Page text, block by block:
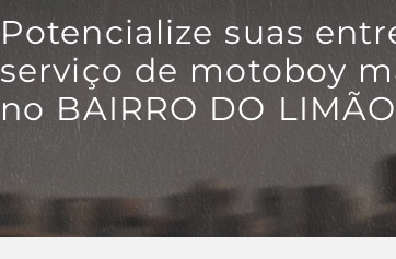
Potencialize suas
serviço de motoboy
no BAIRRO DO